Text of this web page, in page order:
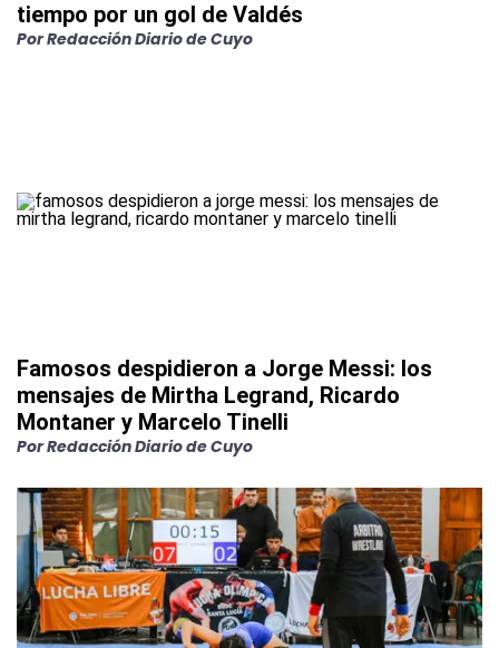
tiempo por un gol de Valdés
PorRedacción Diario de Cuyo
Famosos despidieron a Jorge Messi: los
mensajes de Mirtha Legrand, Ricardo
Montaner y Marcelo Tinelli
PorRedacción Diario de Cuyo